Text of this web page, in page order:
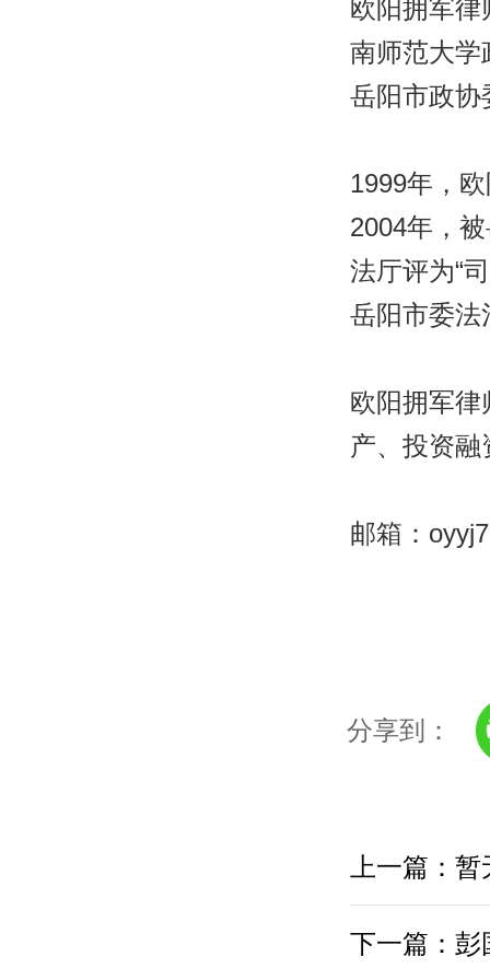
欧阳拥军
南师范大学
岳阳市政协
1999年，
2004年，
法厅评为“
岳阳市委法
欧阳拥军
产、投资
邮箱：
分享到：
上一篇：
下一篇：彭